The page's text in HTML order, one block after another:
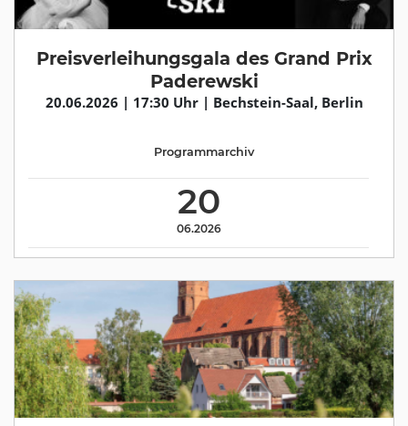
Preisverleihungsgala des Grand Prix
Paderewski
20.06.2026 | 17:30 Uhr | Bechstein-Saal, Berlin
20
06.2026
Programmarchiv